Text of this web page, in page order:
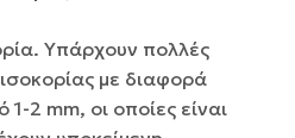
Υπάρχουν πολλές
με διαφορά
2 mm, οι οποίες είναι